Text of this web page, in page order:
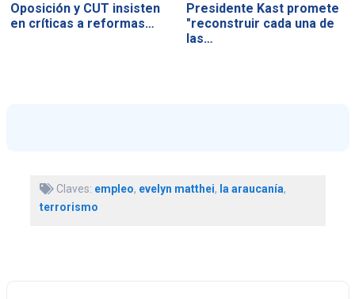
Oposición y CUT insisten
en críticas a reformas…
Presidente Kast promete
"reconstruir cada una de
las…
Claves: empleo, evelyn matthei, la araucanía,
terrorismo